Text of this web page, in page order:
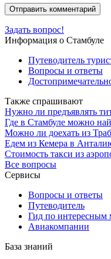
Задать вопрос!
Информация о Стамбуле
Путеводитель
Вопросы и ответы
Также спрашивают
Нужно ли предъявлять
Где в Стамбуле можно
Можно ли доехать из
Едем из Кемера в
Стоимость такси из
Все вопросы
Сервисы
Вопросы и ответы
Путеводитель
Гид по интересным
Авиакомпании
База знаний